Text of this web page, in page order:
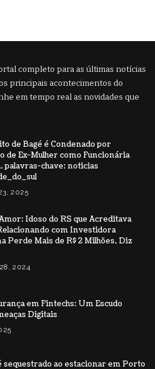
completo para as últimas notícias
principais acontecimentos do
em tempo real as novidades que
de Bagé é Condenado por
de Ex-Mulher como Funcionária
palavras-chave: noticias
2025
Idoso do RS que Acreditava
com Investidora
Perde Mais de R$ 2 Milhões, Diz
2024
em Fintechs: Um Escudo
Digitais
sequestrado ao estacionar em Porto